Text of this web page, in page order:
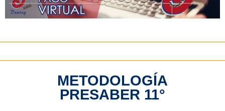
METODOLOGÍA
PRESABER 11°